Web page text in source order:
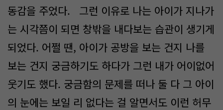
동감을 주었다. 그런 이유로 나는 아이가 지나가
는 시각쯤이 되면 창밖을 내다보는 습관이 생기게
되었다. 어쩔 땐, 아이가 공방을 보는 건지 나를
보는 건지 궁금하기도 하다가 그런 내가 어이없어
웃기도 했다. 궁금함의 문제를 떠나 둘 다 그 아이
의 눈에는 보일 리 없다는 걸 알면서도 이런 허무